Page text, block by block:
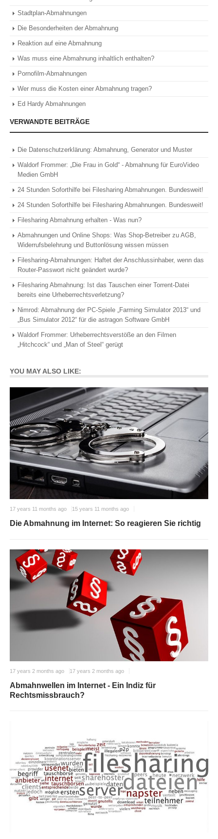
Stadtplan-Abmahnungen
Die Besonderheiten der Abmahnung
Reaktion auf eine Abmahnung
Was muss eine Abmahnung inhaltlich enthalten?
Pornofilm-Abmahnungen
Wer muss die Kosten einer Abmahnung tragen?
Ed Hardy Abmahnungen
VERWANDTE BEITRÄGE
Die Datenschutzerklärung: Abmahnung, Generator und Muster
Waldorf Frommer: „Die Frau in Gold“ - Abmahnung für EuroVideo
Medien GmbH
24 Stunden Soforthilfe bei Filesharing Abmahnungen. Bundesweit!
24 Stunden Soforthilfe bei Filesharing Abmahnungen. Bundesweit!
Filesharing Abmahnung erhalten - Was nun?
Abmahnungen und Online Shops: Was Shop-Betreiber zu AGB,
Widerrufsbelehrung und Buttonlösung wissen müssen
Filesharing-Abmahnungen: Haftet der Anschlussinhaber, wenn das
Router-Passwort nicht geändert wurde?
Filesharing Abmahnung: Ist das Tauschen einer Torrent-Datei
bereits eine Urheberrechtsverletzung?
Nimrod: Abmahnung der PC-Spiele „Farming Simulator 2013“ und
„Bus Simulator 2012“ für die astragon Software GmbH
Waldorf Frommer: Urheberrechtsverstöße an den Filmen
„Hitchcock“ und „Man of Steel“ gerügt
YOU MAY ALSO LIKE:
17 years 11 months ago 15 years 11 months ago
Die Abmahnung im Internet: So reagieren Sie richtig
17 years 2 months ago 17 years 2 months ago
Abmahnwellen im Internet - Ein Indiz für
Rechtsmissbrauch?